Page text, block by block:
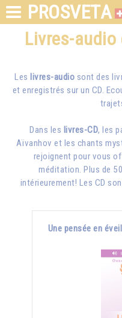
PROSVETA
Livres-audio
Les livres-audio sont des
et enregistrés sur un CD.
Dans les livres-CD, les
Aïvanhov et les chants
rejoignent pour vous
méditation. Plus de
intérieurement! Les CD
Une pensée en